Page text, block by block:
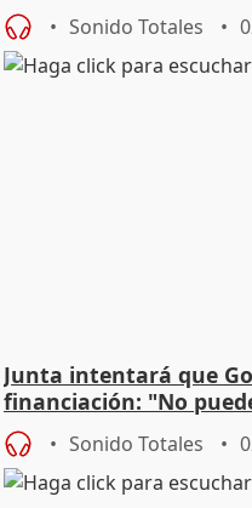
Sonido Totales
Junta intentará que
financiación: "No
Sonido Totales